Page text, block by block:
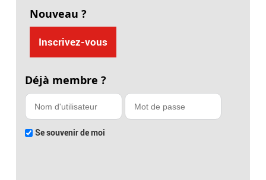
Nouveau ?
Inscrivez-vous
Déjà membre ?
Se souvenir de moi